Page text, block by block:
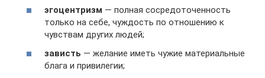
эгоцентризм — полная сосредоточенность
только на себе, чуждость по отношению к
чувствам других людей;
зависть — желание иметь чужие материальные
блага и привилегии;